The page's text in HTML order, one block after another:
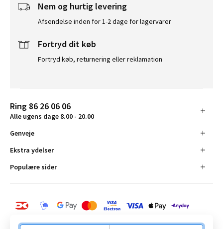
Nem og hurtig levering
Afsendelse inden for 1-2 dage for lagervarer
Fortryd dit køb
Fortryd køb, returnering eller reklamation
Ring 86 26 06 06
Alle ugens dage 8.00 - 20.00
Genveje
Ekstra ydelser
Populære sider